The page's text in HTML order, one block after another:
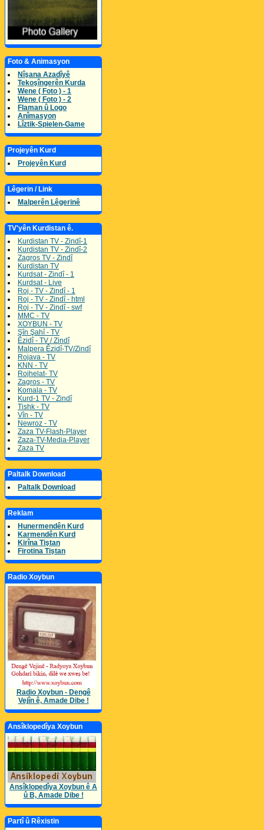
Foto & Animasyon
Nîşana Azadîyê
Tekoşîngerên Kurda
Wene ( Foto ) - 1
Wene ( Foto ) - 2
Flaman û Logo
Anîmasyon
Lîztik-Spielen-Game
Projeyên Kurd
Projeyên Kurd
Lêgerin / Link
Malperên Lêgerinê
TV'yên Kurdistan ê.
Kurdistan TV - Zindî-1
Kurdistan TV - Zindî-2
Zagros TV - Zindî
Kurdistan TV
Kurdsat - Zindî - 1
Kurdsat - Live
Roj - TV - Zindî - 1
Roj - TV - Zindî - html
Roj - TV - Zindî - swf
MMC - TV
XOYBUN - TV
Şîn Şahî - TV
Êzidî - TV / Zindî
Malpera Êzidî-TV/Zindî
Rojava - TV
KNN - TV
Rojhelat- TV
Zagros - TV
Komala - TV
Kurd-1 TV - Zindî
Tishk - TV
Vîn - TV
Newroz - TV
Zaza TV-Flash-Player
Zaza-TV-Media-Player
Zaza TV
Paltalk Download
Paltalk Download
Reklam
Hunermendên Kurd
Karmendên Kurd
Kirîna Tiştan
Firotina Tiştan
Radio Xoybun
Radio Xoybun - Dengê
Vejîn ê, Amade Dibe !
Ansîklopedîya Xoybun
Ansîklopedîya Xoybun ê A
û B, Amade Dibe !
Partî û Rêxistin